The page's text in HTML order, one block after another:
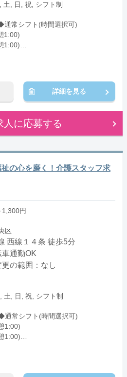
土, 日, 祝, シフト制
通常シフト(時間選択可)
1:00)
1:00)
1:00)
詳細を見る
人に応募する
の心を磨く！介護スタッフ求
円
区
西線１４条 徒歩5分
通勤OK
の範囲：なし
土, 日, 祝, シフト制
通常シフト(時間選択可)
1:00)
1:00)
1:00)